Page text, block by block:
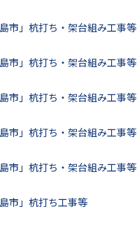
島市」杭打ち・架台組み工事等
島市」杭打ち・架台組み工事等
島市」杭打ち・架台組み工事等
島市」杭打ち・架台組み工事等
島市」杭打ち・架台組み工事等
島市」杭打ち工事等